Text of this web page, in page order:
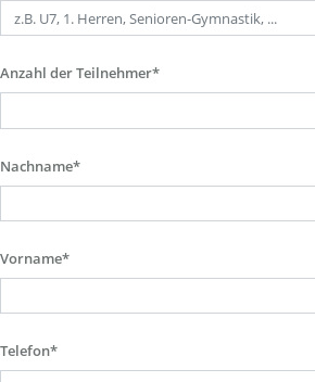
Anzahl der Teilnehmer*
Nachname*
Vorname*
Telefon*